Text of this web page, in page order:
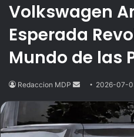
Volkswagen
Esperada
Mundo de las
Redaccion MDP
Send
email
2026-07-